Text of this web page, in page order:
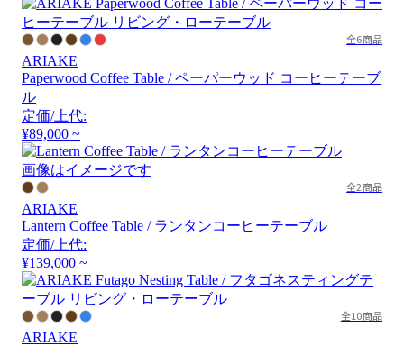
全6商品
ARIAKE
Paperwood Coffee Table / ペーパーウッド コーヒーテーブ
ル
定価/上代:
¥89,000 ~
画像はイメージです
全2商品
ARIAKE
Lantern Coffee Table / ランタンコーヒーテーブル
定価/上代:
¥139,000 ~
全10商品
ARIAKE